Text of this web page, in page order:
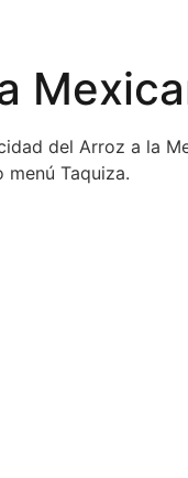
del Arroz a la
menú Taquiza.